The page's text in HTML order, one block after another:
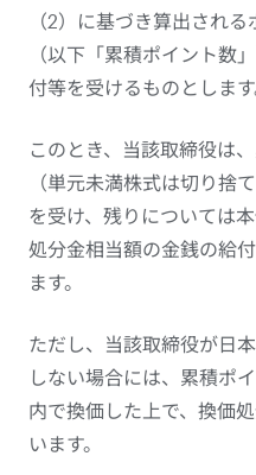
（2）に基づき算出され
（以下「累積ポイント数
付等を受けるものとします
このとき、当該取締役は
（単元未満株式は切り捨
を受け、残りについては
処分金相当額の金銭の給
ます。
ただし、当該取締役が日
しない場合には、累積ポ
内で換価した上で、換価
います。